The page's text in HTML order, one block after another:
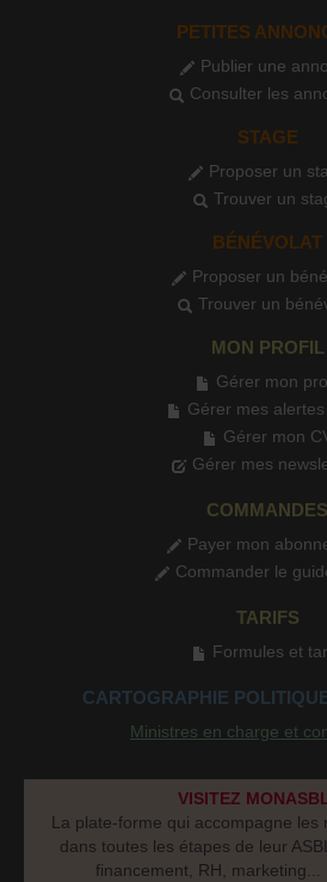
PETITES
Publier une
Consulter les
STAGE
Proposer un
Trouver un
BÉNÉVOLAT
Proposer un
Trouver un
MON PROFIL
Gérer mon
Gérer mes
Gérer mon
Gérer mes
COMMANDES
Payer mon
Commander le
TARIFS
Formules et
CARTOGRAPHIE
Ministres en charge et
VISITEZ
La plate-forme qui accompagne les
dans toutes les étapes de leur
financement, RH, marketing...